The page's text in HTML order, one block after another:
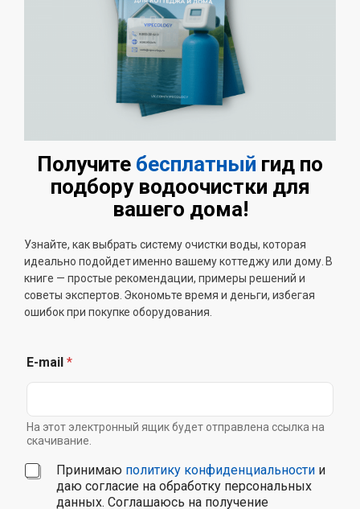
Получите бесплатный гид по
подбору водоочистки для
вашего дома!
Узнайте, как выбрать систему очистки воды, которая
идеально подойдет именно вашему коттеджу или дому. В
книге — простые рекомендации, примеры решений и
советы экспертов. Экономьте время и деньги, избегая
ошибок при покупке оборудования.
E-mail *
На этот электронный ящик будет отправлена ссылка на
скачивание.
С
о
Принимаю политику конфиденциальности и
даю согласие на обработку персональных
данных. Соглашаюсь на получение